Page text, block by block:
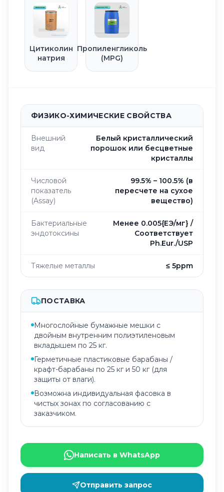
Цитиколин
натрия
Пропиленгликоль
(MPG)
ФИЗИКО-ХИМИЧЕСКИЕ СВОЙСТВА
Внешний
вид
Белый кристаллический
порошок или бесцветные
кристаллы
Числовой
показатель
(Assay)
99.5% – 100.5% (в
пересчете на сухое
вещество)
Бактериальные
эндотоксины
Менее 0.005{ЕЭ/мг} /
Соответствует
Ph.Eur./USP
Тяжелые металлы ≤ 5ppm
ПОСТАВКА
Многослойные бумажные мешки с
двойным внутренним полиэтиленовым
вкладышем по 25 кг.
Герметичные пластиковые барабаны /
крафт-барабаны по 25 кг и 50 кг (для
защиты от влаги).
Возможна индивидуальная фасовка в
чистых зонах по согласованию с
заказчиком.
Написать в WhatsApp
Отправить запрос